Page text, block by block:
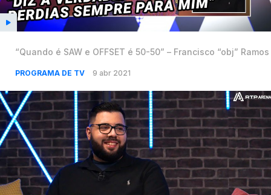
“Quando é SAW e OFFSET é 50-50” – Francisco “obj” Ramos
PROGRAMA DE TV 9 abr 2021